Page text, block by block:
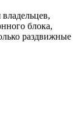
блока,
раздвижные